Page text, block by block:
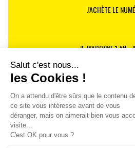
J'ACHÈTE LE
JE M'ABONNE 1 AN -
JE DÉCOUVRE LES
Je suis déjà abonné(e) :je